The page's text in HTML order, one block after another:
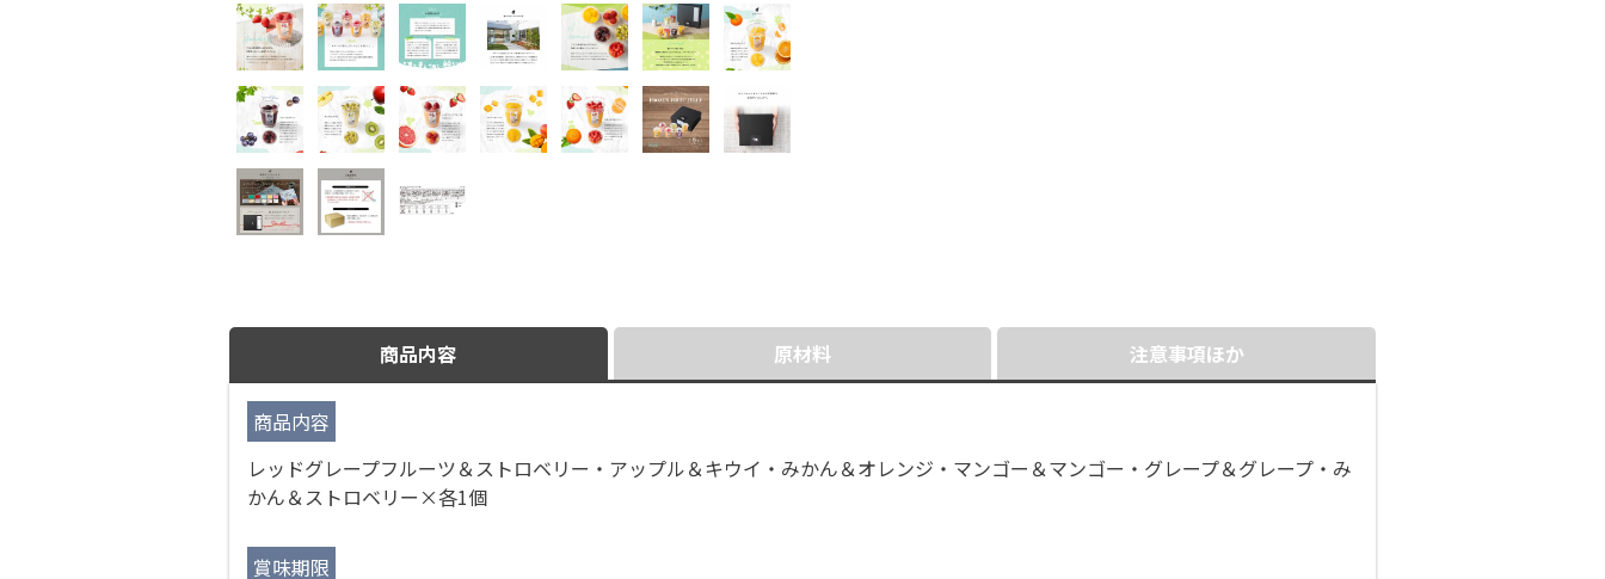
商品内容
商品内容
レッドグレープフルーツ＆ストロベリー・アップル＆キウイ・みかん＆オレンジ・マンゴー＆マンゴー・グレープ＆グレープ・み
かん＆ストロベリー×各1個
賞味期限
原材料 注意事項ほか